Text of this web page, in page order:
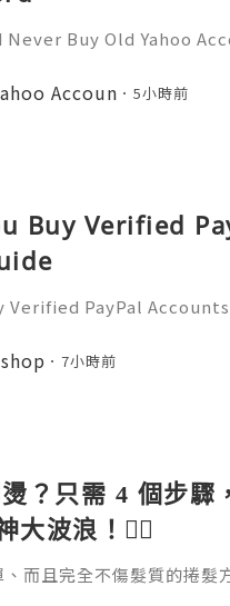
Never Buy Old Yahoo
business
Because of
Accoun 5小時前
Buy Verified
Verified PayPal
freelancers,
7小時前
？只需 4 個步驟
大波浪！💇‍♀️
、而且完全不傷髮質的捲